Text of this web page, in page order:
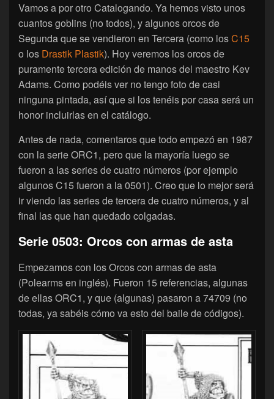
Vamos a por otro Catalogando. Ya hemos visto unos
cuantos goblins (no todos), y algunos orcos de
Segunda que se vendieron en Tercera (como losC15
o los Drastik Plastik). Hoy veremos los orcos de
puramente tercera edición de manos del maestro Kev
Adams. Como podéis ver no tengo foto de casi
ninguna pintada, así que si los tenéis por casa será un
honor incluirlas en el catálogo.
Antes de nada, comentaros que todo empezó en 1987
con la serie ORC1, pero que la mayoría luego se
fueron a las series de cuatro números (por ejemplo
algunos C15 fueron a la 0501). Creo que lo mejor será
ir viendo las series de tercera de cuatro números, y al
final las que han quedado colgadas.
Serie 0503: Orcos con armas de asta
Empezamos con los Orcos con armas de asta
(Polearms en inglés). Fueron 15 referencias, algunas
de ellas ORC1, y que (algunas) pasaron a 74709 (no
todas, ya sabéis cómo va esto del baile de códigos).